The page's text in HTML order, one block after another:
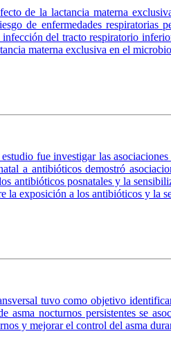
de la lactancia materna
de enfermedades respiratorias
infección del tracto respiratorio
materna exclusiva en el
fue investigar las
a antibióticos demostró
antibióticos posnatales y la
la exposición a los antibióticos y
tuvo como objetivo
asma nocturnos persistentes se
y mejorar el control del asma